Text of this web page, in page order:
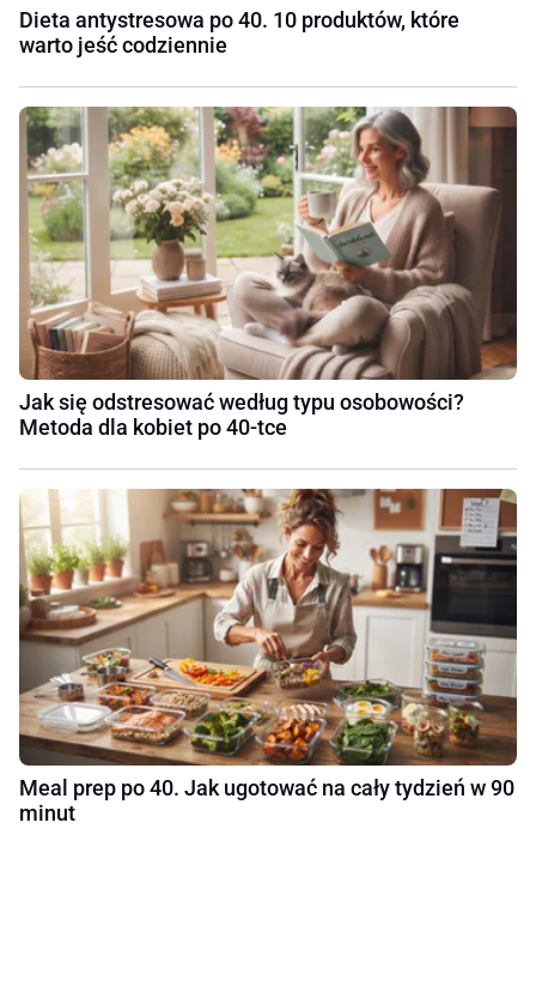
Dieta antystresowa po 40. 10 produktów, które
warto jeść codziennie
Jak się odstresować według typu osobowości?
Metoda dla kobiet po 40-tce
Meal prep po 40. Jak ugotować na cały tydzień w 90
minut